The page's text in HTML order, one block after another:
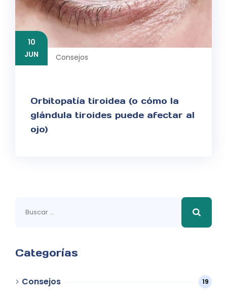
10
JUN
Consejos
Orbitopatía tiroidea (o cómo la
glándula tiroides puede afectar al
ojo)
Categorías
Consejos 19